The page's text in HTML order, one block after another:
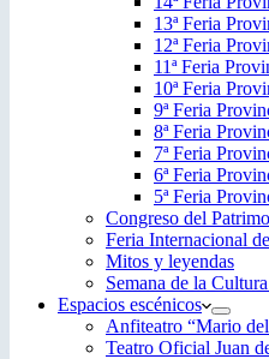
13ª Feria
12ª Feria
11ª Feria
10ª Feria
9ª Feria
8ª Feria
7ª Feria
6ª Feria
5ª Feria
Congreso del
Feria Internacional
Mitos y leyendas
Semana de la
Espacios escénicos
Anfiteatro “Mario
Teatro Oficial Juan